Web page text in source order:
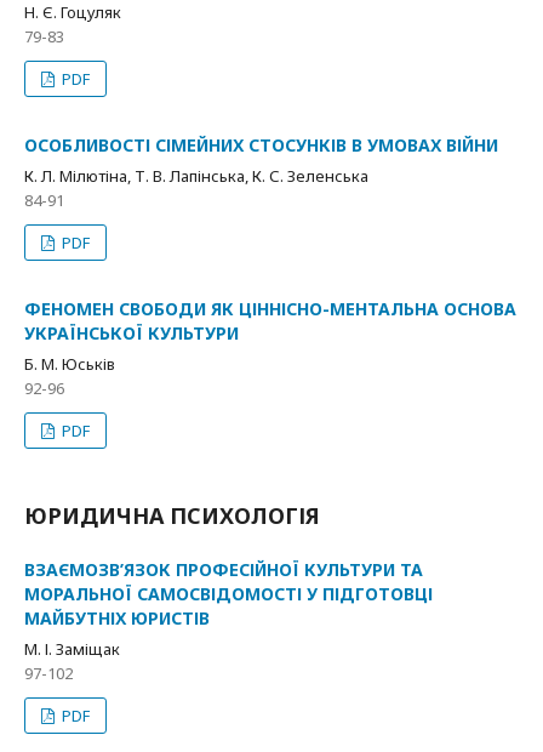
Н. Є. Гоцуляк
79-83
PDF
ОСОБЛИВОСТІ СІМЕЙНИХ СТОСУНКІВ В УМОВАХ ВІЙНИ
К. Л. Мілютіна, Т. В. Лапінська, К. С. Зеленська
84-91
PDF
ФЕНОМЕН СВОБОДИ ЯК ЦІННІСНО-МЕНТАЛЬНА ОСНОВА
УКРАЇНСЬКОЇ КУЛЬТУРИ
Б. М. Юськів
92-96
PDF
ЮРИДИЧНА ПСИХОЛОГІЯ
ВЗАЄМОЗВ’ЯЗОК ПРОФЕСІЙНОЇ КУЛЬТУРИ ТА
МОРАЛЬНОЇ САМОСВІДОМОСТІ У ПІДГОТОВЦІ
МАЙБУТНІХ ЮРИСТІВ
М. І. Заміщак
97-102
PDF